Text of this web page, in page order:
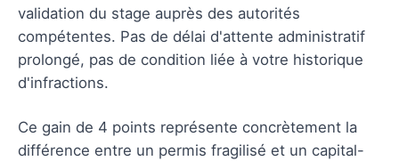
validation du stage auprès des autorités
compétentes. Pas de délai d'attente administratif
prolongé, pas de condition liée à votre historique
d'infractions.
Ce gain de 4 points représente concrètement la
différence entre un permis fragilisé et un capital-